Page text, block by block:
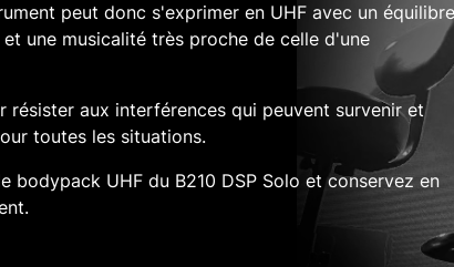
peut donc s'exprimer en UHF avec un équilibre
une musicalité très proche de celle d'une
aux interférences qui peuvent survenir et
toutes les situations.
bodypack UHF du B210 DSP Solo et conservez en